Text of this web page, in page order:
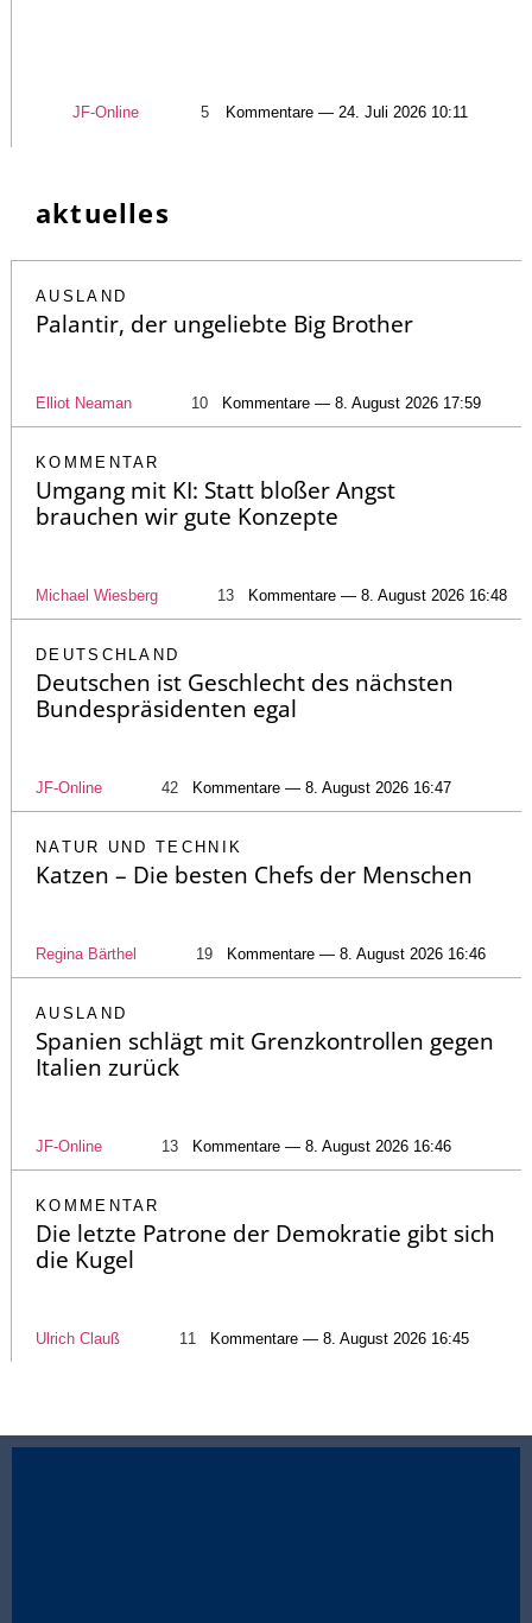
JF-Online 5 Kommentare — 24. Juli 2026 10:11
aktuelles
AUSLAND
Palantir, der ungeliebte Big Brother
Elliot Neaman 10 Kommentare — 8. August 2026 17:59
KOMMENTAR
Umgang mit KI: Statt bloßer Angst
brauchen wir gute Konzepte
Michael Wiesberg 13 Kommentare — 8. August 2026 16:48
DEUTSCHLAND
Deutschen ist Geschlecht des nächsten
Bundespräsidenten egal
JF-Online 42 Kommentare — 8. August 2026 16:47
NATUR UND TECHNIK
Katzen – Die besten Chefs der Menschen
Regina Bärthel 19 Kommentare — 8. August 2026 16:46
AUSLAND
Spanien schlägt mit Grenzkontrollen gegen
Italien zurück
JF-Online 13 Kommentare — 8. August 2026 16:46
KOMMENTAR
Die letzte Patrone der Demokratie gibt sich
die Kugel
Ulrich Clauß 11 Kommentare — 8. August 2026 16:45